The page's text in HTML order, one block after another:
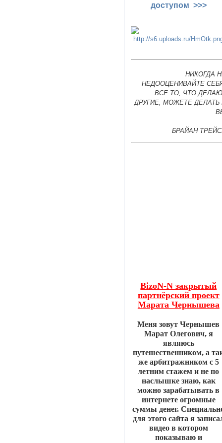
доступом >>>
НИКОГДА
НЕДООЦЕНИВАЙТЕ
ВСЕ ТО, ЧТО
ДРУГИЕ, МОЖЕТЕ ДЕЛАТЬ
БРАЙАН
BizoN-N закрытый
партнёрский проект
Марата Чернышева
Меня зовут Чернышев
Марат Олегович, я
являюсь
путешественником, а
же арбитражником с 5
летним стажем и не по
наслышке знаю, как
можно зарабатывать в
интернете огромные
суммы денег.
для этого сайта я
видео в котором
показываю и